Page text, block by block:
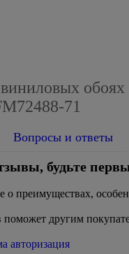
71
Вопросы и ответы
будьте
о преимуществах,
другим
авторизация